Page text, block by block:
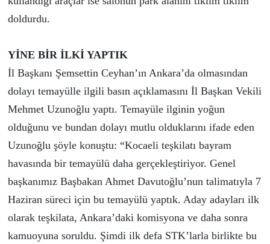
doldurdu.
YİNE BİR İLKİ YAPTIK
İl Başkanı Şemsettin Ceyhan’ın Ankara’da olmasından
dolayı temayülle ilgili basın açıklamasını İl Başkan Vekili
Mehmet Uzunoğlu yaptı. Temayüle ilginin yoğun
olduğunu ve bundan dolayı mutlu olduklarını ifade eden
Uzunoğlu şöyle konuştu: “Kocaeli teşkilatı bayram
havasında bir temayülü daha gerçekleştiriyor. Genel
başkanımız Başbakan Ahmet Davutoğlu’nun talimatıyla 7
Haziran süreci için bu temayülü yaptık. Aday adayları ilk
olarak teşkilata, Ankara’daki komisyona ve daha sonra
kamuoyuna soruldu. Şimdi ilk defa STK’larla birlikte bu